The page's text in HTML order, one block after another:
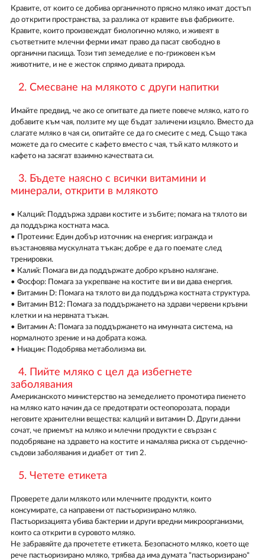
Кравите, от които се добива органичното прясно мляко имат достъп
до открити пространства, за разлика от кравите във фабриките.
Кравите, които произвеждат биологично мляко, и живеят в
съответните млечни ферми имат право да пасат свободно в
органични пасища. Този тип земеделие е по-грижовен към
животните, и не е жесток спрямо дивата природа.
2. Смесване на млякото с други напитки
Имайте предвид, че ако се опитвате да пиете повече мляко, като го
добавите към чая, ползите му ще бъдат заличени изцяло. Вместо да
слагате мляко в чая си, опитайте се да го смесите с мед. Също така
можете да го смесите с кафето вместо с чая, тъй като млякото и
кафето на засягат взаимно качествата си.
3. Бъдете наясно с всички витамини и
минерали, открити в млякото
• Калций: Поддържа здрави костите и зъбите; помага на тялото ви
да поддържа костната маса.
• Протеини: Един добър източник на енергия: изгражда и
възстановява мускулната тъкан; добре е да го поемате след
тренировки.
• Калий: Помага ви да поддържате добро кръвно налягане.
• Фосфор: Помага за укрепване на костите ви и ви дава енергия.
• Витамин D: Помага на тялото ви да поддържа костната структура.
• Витамин B12: Помага за поддържането на здрави червени кръвни
клетки и на нервната тъкан.
• Витамин A: Помага за поддържането на имунната система, на
нормалното зрение и на добрата кожа.
• Ниацин: Подобрява метаболизма ви.
4. Пийте мляко с цел да избегнете
заболявания
Американското министерство на земеделието промотира пиенето
на мляко като начин да се предотврати остеопорозата, поради
неговите хранителни вещества: калций и витамин D. Други данни
сочат, че приемът на мляко и млечни продукти е свързан с
подобряване на здравето на костите и намалява риска от сърдечно-
съдови заболявания и диабет от тип 2.
5. Четете етикета
Проверете дали млякото или млечните продукти, които
консумирате, са направени от пастьоризирано мляко.
Пастьоризацията убива бактерии и други вредни микроорганизми,
които са открити в суровото мляко.
Не забравяйте да прочетете етикета. Безопасното мляко, което ще
рече пастьоризирано мляко, трябва да има думата "пастьоризирано"